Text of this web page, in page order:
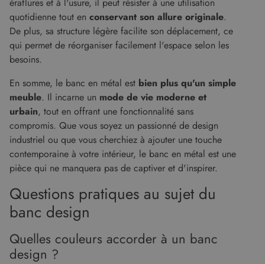
quotidienne tout en conservant son allure originale.
De plus, sa structure légère facilite son déplacement, ce
qui permet de réorganiser facilement l'espace selon les
besoins.
En somme, le banc en métal est bien plus qu'un simple
meuble. Il incarne un mode de vie moderne et
urbain, tout en offrant une fonctionnalité sans
compromis. Que vous soyez un passionné de design
industriel ou que vous cherchiez à ajouter une touche
contemporaine à votre intérieur, le banc en métal est une
pièce qui ne manquera pas de captiver et d'inspirer.
Questions pratiques au sujet du
banc design
Quelles couleurs accorder à un banc
design ?
/Domaine
_ga_KZVN589Q1P .malouet.fr
1 an 1
mois
Ce cookie est
utilisé par
Google
Analytics
session.
_ga
Google LLC
1 an 1
Universal
Analytics -
qui est une
mise à jour
du service
couramment
distinguer les
utilisateurs
Nom
Fournisseur
Domaine
Expiration Description
Google LLC
.doubleclick.net
1 an
Ce cookie
est défini
des
informations
sur la
l'utilisateur
final utilise
le site Web
publicité
l'utilisateur
voir avant
de visiter
.malouet.fr
semaines
est défini
Cloudflare, Inc.
malouet_session www.malouet.fr
1 heure 59
minutes